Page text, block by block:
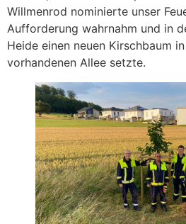
Willmenrod nominierte unser
Aufforderung wahrnahm und in
Heide einen neuen Kirschbaum
vorhandenen Allee setzte.